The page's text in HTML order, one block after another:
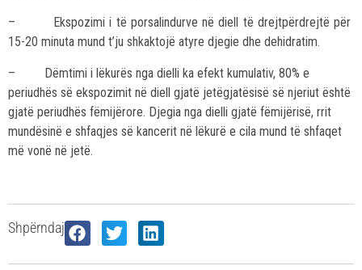
– Ekspozimi i të porsalindurve në diell të drejtpërdrejtë për
15-20 minuta mund t’ju shkaktojë atyre djegie dhe dehidratim.
– Dëmtimi i lëkurës nga dielli ka efekt kumulativ, 80% e
periudhës së ekspozimit në diell gjatë jetëgjatësisë së njeriut është
gjatë periudhës fëmijërore. Djegia nga dielli gjatë fëmijërisë, rrit
mundësinë e shfaqjes së kancerit në lëkurë e cila mund të shfaqet
më vonë në jetë.
Shpërndaj